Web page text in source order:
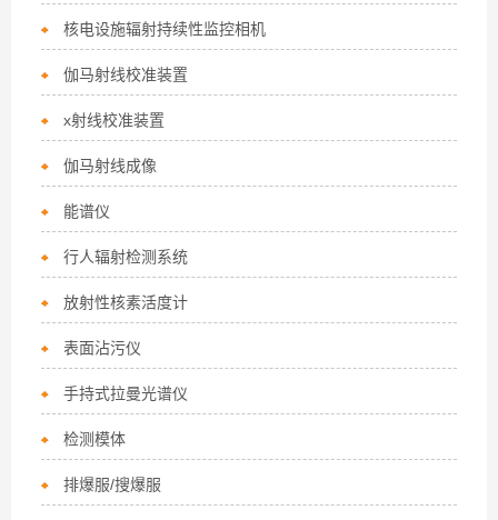
核电设施辐射持续性监控相机
伽马射线校准装置
x射线校准装置
伽马射线成像
能谱仪
行人辐射检测系统
放射性核素活度计
表面沾污仪
手持式拉曼光谱仪
检测模体
排爆服/搜爆服